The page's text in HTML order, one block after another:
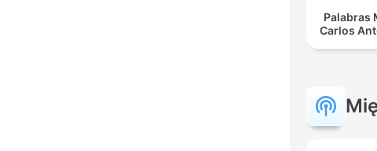
Palabras
Carlos